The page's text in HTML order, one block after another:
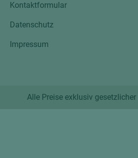
Kontaktformular
Datenschutz
Impressum
Alle Preise exklusiv